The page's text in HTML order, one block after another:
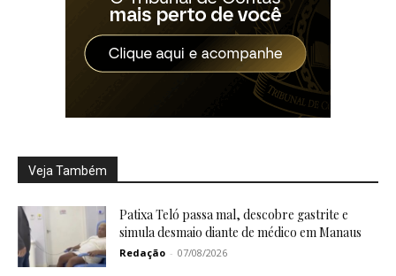
Veja Também
Patixa Teló passa mal, descobre gastrite e
simula desmaio diante de médico em Manaus
Redação - 07/08/2026